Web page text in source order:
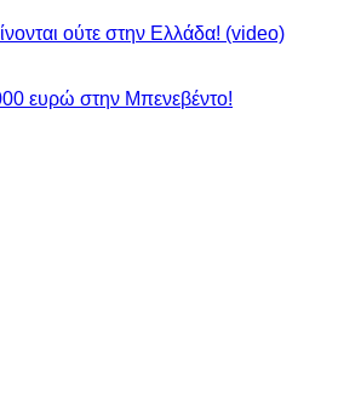
ούτε στην Ελλάδα! (video)
ευρώ στην Μπενεβέντο!